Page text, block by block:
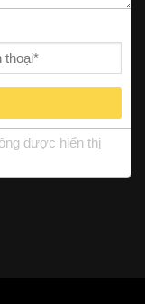
được hiển thị